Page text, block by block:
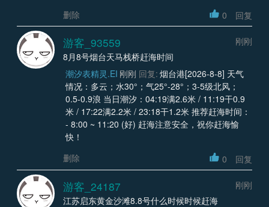
删除
0 回复
游客_93559
刚刚
8月8号烟台天马栈桥赶海时间
潮汐表精灵.EI 刚刚 回复: 烟台港[2026-8-8] 天气
情况：多云；水30°；气25°-28°；3-5级北风；
0.5-0.9浪 当日潮汐：04:19满2.6米 / 11:19干0.9
米 / 17:22满2.2米 / 23:18干1.2米 推荐赶海时间：
- 8:00 ~ 11:20 (好) 赶海注意安全，祝你赶海愉
快！
删除
0 回复
游客_24187
刚刚
江苏启东黄金沙滩8.8号什么时候时候赶海